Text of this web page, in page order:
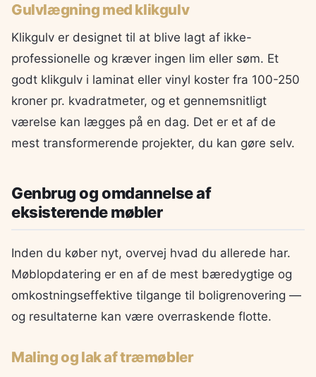
Gulvlægning med klikgulv
Klikgulv er designet til at blive lagt af ikke-
professionelle og kræver ingen lim eller søm. Et
godt klikgulv i laminat eller vinyl koster fra 100-250
kroner pr. kvadratmeter, og et gennemsnitligt
værelse kan lægges på en dag. Det er et af de
mest transformerende projekter, du kan gøre selv.
Genbrug og omdannelse af
eksisterende møbler
Inden du køber nyt, overvej hvad du allerede har.
Møblopdatering er en af de mest bæredygtige og
omkostningseffektive tilgange til boligrenovering —
og resultaterne kan være overraskende flotte.
Maling og lak af træmøbler